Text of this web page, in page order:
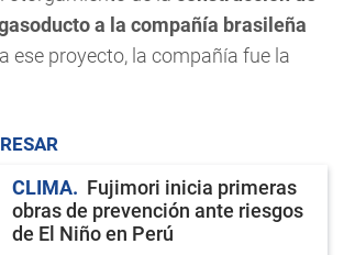
a la compañía brasileña
ese proyecto, la compañía fue la
CLIMA
Fujimori inicia primeras
obras de prevención ante riesgos
de El Niño en Perú